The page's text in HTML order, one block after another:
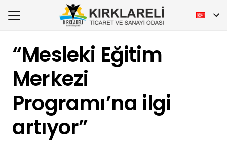
“Mesleki Eğitim
Merkezi
Programı’na ilgi
artıyor”